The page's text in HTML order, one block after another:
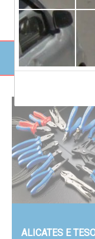
CONFIRA
ALICATES E